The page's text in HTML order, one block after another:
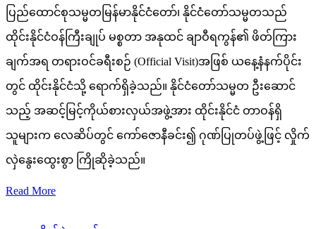
ပြည်ထောင်စုသမ္မတမြန်မာနိုင်ငံတော်၊ နိုင်ငံတော်သမ္မတသည်
ထိုင်းနိုင်ငံဝန်ကြီးချုပ် မစ္စတာ အနုထင် ချာဝီရကွန်၏ ဖိတ်ကြား
ချက်အရ တရားဝင်ခရီးစဉ် (Official Visit)အဖြစ် ယနေ့နံနက်ပိုင်း
တွင် ထိုင်းနိုင်ငံသို့ ရောက်ရှိခဲ့သည်။ နိုင်ငံတော်သမ္မတ ဦးဆောင်
သည့် အဆင့်မြင့်ကိုယ်စားလှယ်အဖွဲ့အား ထိုင်းနိုင်ငံ တာဝန်ရှိ
သူများက လေဆိပ်တွင် ကော်ဇောနီခင်း၍ ဂုဏ်ပြုတပ်ဖွဲ့ဖြင့် လှိုက်
လှဲနွေးထွေးစွာ ကြိုဆိုခဲ့သည်။
Read More